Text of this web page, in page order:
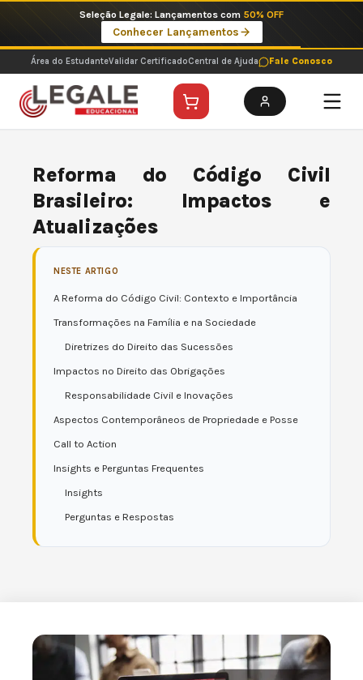
o
conteúdo
Seleção Legale: Lançamentos com 50% OFF
Conhecer Lançamentos
Área do EstudanteValidar CertificadoCentral de Ajuda Fale Conosco
Reforma do Código Civil
Brasileiro: Impactos e
Atualizações
NESTE ARTIGO
A Reforma do Código Civil: Contexto e Importância
Transformações na Família e na Sociedade
Diretrizes do Direito das Sucessões
Impactos no Direito das Obrigações
Responsabilidade Civil e Inovações
Aspectos Contemporâneos de Propriedade e Posse
Call to Action
Insights e Perguntas Frequentes
Insights
Perguntas e Respostas